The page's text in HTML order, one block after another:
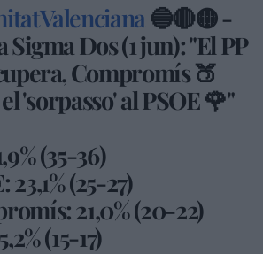
🔵🔴🟡 -
Sigma Dos (1 jun): "El PP
Compromís 🍑
'sorpasso' al PSOE 🌹"
(35-36)
23,1% (25-27)
21,0% (20-22)
(15-17)